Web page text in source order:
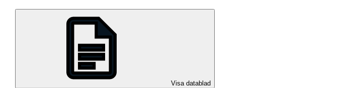
Visa datablad